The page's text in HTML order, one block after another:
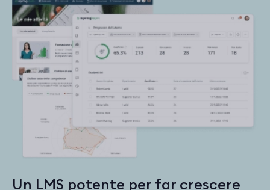
Un LMS potente per far crescere